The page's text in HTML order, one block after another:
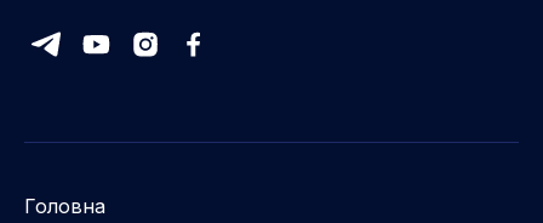
Головна